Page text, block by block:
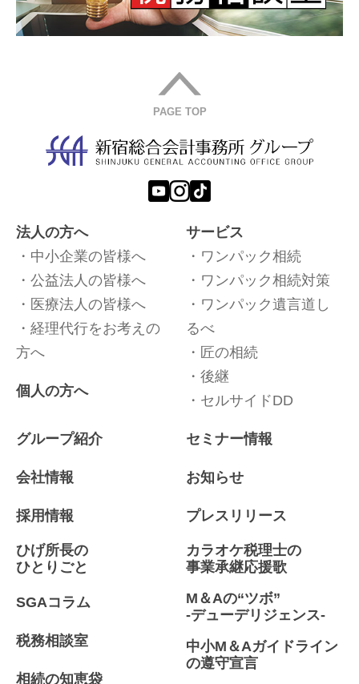
PAGE TOP
法人の方へ
中小企業の皆様へ
公益法人の皆様へ
医療法人の皆様へ
経理代行をお考えの
方へ
個人の方へ
サービス
ワンパック相続
ワンパック相続対策
ワンパック遺言道し
るべ
匠の相続
後継
セルサイドDD
グループ紹介
会社情報
採用情報
セミナー情報
お知らせ
プレスリリース
ひげ所長の
ひとりごと
SGAコラム
税務相談室
相続の知恵袋
カラオケ税理士の
事業承継応援歌
M＆Aの“ツボ”
-デューデリジェンス-
中小M＆Aガイドライン
の遵守宣言